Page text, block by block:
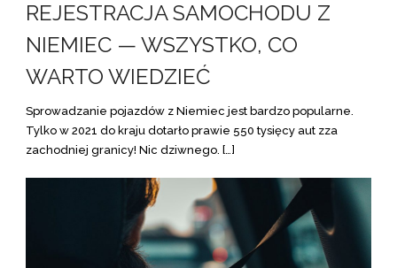
REJESTRACJA SAMOCHODU Z
NIEMIEC — WSZYSTKO, CO
WARTO WIEDZIEĆ
Sprowadzanie pojazdów z Niemiec jest bardzo popularne.
Tylko w 2021 do kraju dotarło prawie 550 tysięcy aut zza
zachodniej granicy! Nic dziwnego. […]